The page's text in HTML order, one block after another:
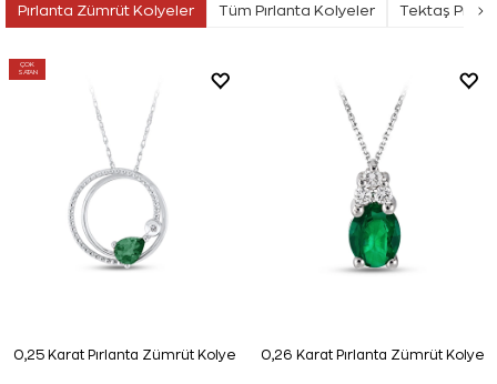
Tüm Pırlanta Kolyeler Tektaş
Pırlanta Zümrüt Kolyeler
ÇOK
SATAN
0,25 Karat Pırlanta Zümrüt Kolye 0,26 Karat Pırlanta Zümrüt Kolye